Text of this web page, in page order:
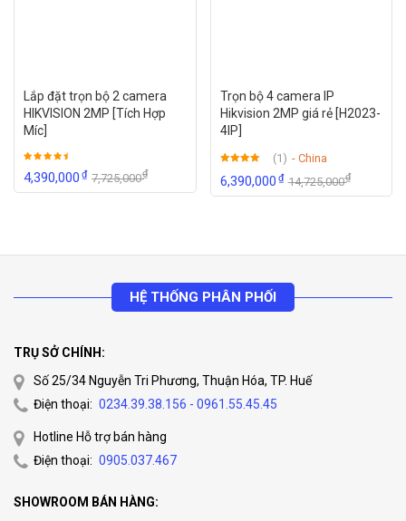
Lắp đặt trọn bộ 2 camera
HIKVISION 2MP [Tích Hợp
Míc]
4,390,000₫ 7,725,000₫
Trọn bộ 4 camera IP
Hikvision 2MP giá rẻ [H2023-
4IP]
hạng5.005
(1) - China
6,390,000₫ 14,725,000₫
HỆ THỐNG PHÂN PHỐI
TRỤ SỞ CHÍNH:
Số 25/34 Nguyễn Tri Phương, Thuận Hóa, TP. Huế
Điện thoại: 0234.39.38.156 - 0961.55.45.45
Hotline Hỗ trợ bán hàng
Điện thoại: 0905.037.467
SHOWROOM BÁN HÀNG: